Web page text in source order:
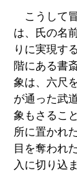
こうして
は、氏の名
りに実現す
階にある書
象は、六尺
が通った武
象もさるこ
所に置かれ
目を奪われ
入に切り込